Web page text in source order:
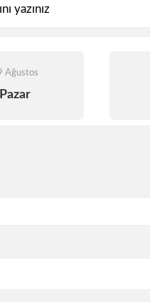
Ağustos
Pazar